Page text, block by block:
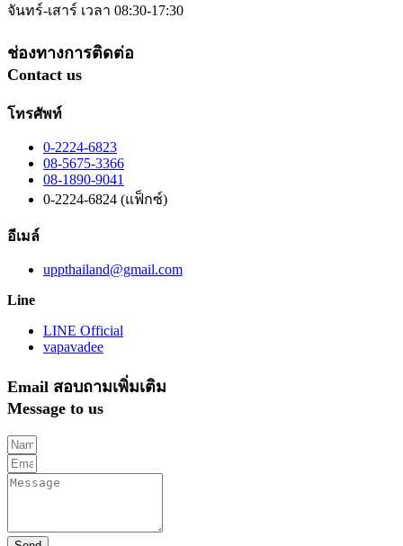
จันทร์-เสาร์ เวลา 08:30-17:30
ช่องทางการติดต่อ
Contact us
โทรศัพท์
0-2224-6823
08-5675-3366
08-1890-9041
0-2224-6824 (แฟ็กซ์)
อีเมล์
uppthailand@gmail.com
Line
LINE Official
vapavadee
Email สอบถามเพิ่มเติม
Message to us